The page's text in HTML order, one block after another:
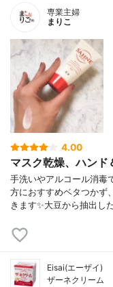
専業主婦
まりこ
4.00
マスク乾燥、ハンド
手洗いやアルコール消毒
方におすすめベタつかず
きます✨大豆から抽出し
Eisai(エーザイ)
ザーネクリーム